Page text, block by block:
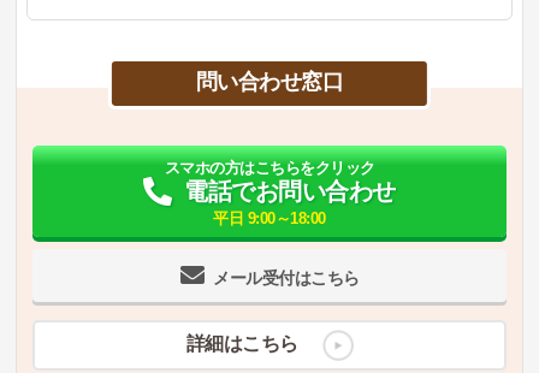
問い合わせ窓口
メール受付はこちら
スマホの方はこちらをクリック
電話でお問い合わせ
平日 9:00～18:00
詳細はこちら